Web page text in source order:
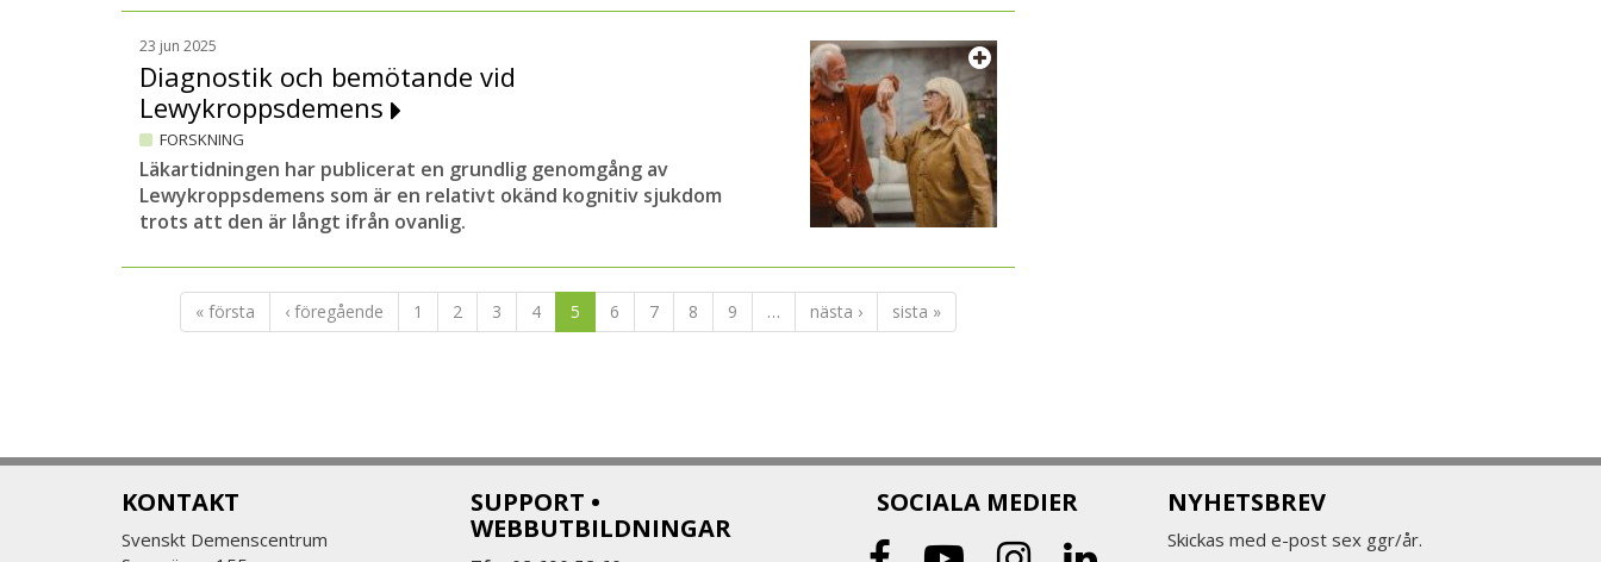
23 jun 2025
Diagnostik och bemötande vid
Lewykroppsdemens
FORSKNING
Läkartidningen har publicerat en grundlig genomgång av
Lewykroppsdemens som är en relativt okänd kognitiv sjukdom
trots att den är långt ifrån ovanlig.
« första ‹ föregående 1 2 3 4 5 6 7 8 9 … nästa › sista »
KONTAKT
Svenskt Demenscentrum
SUPPORT •
WEBBUTBILDNINGAR
SOCIALA MEDIER NYHETSBREV
Skickas med e-post sex ggr/år.